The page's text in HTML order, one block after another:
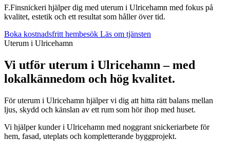
F.Finsnickeri hjälper dig med uterum i Ulricehamn med fokus på
kvalitet, estetik och ett resultat som håller över tid.
Boka kostnadsfritt hembesök Läs om tjänsten
Uterum i Ulricehamn
Vi utför uterum i Ulricehamn – med
lokalkännedom och hög kvalitet.
För uterum i Ulricehamn hjälper vi dig att hitta rätt balans mellan
ljus, skydd och känslan av ett rum som hör ihop med huset.
Vi hjälper kunder i Ulricehamn med noggrant snickeriarbete för
hem, fasad, uteplats och kompletterande byggprojekt.